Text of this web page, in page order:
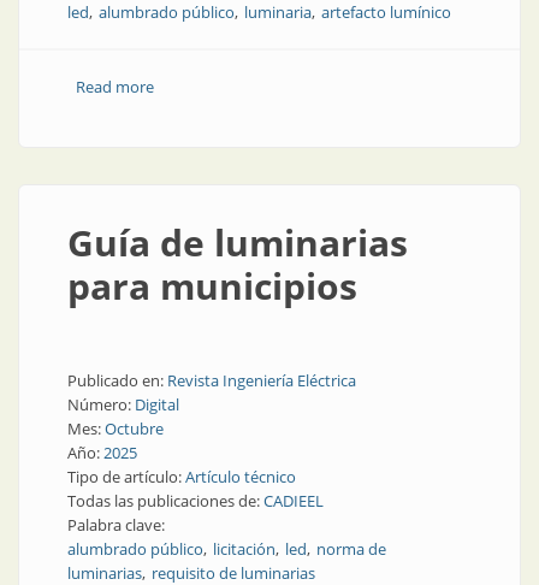
led alumbrado público luminaria artefacto lumínico
Read moreabout Las tecnologías que hacen la luz
Guía de luminarias
para municipios
Publicado en: Revista Ingeniería Eléctrica
Número: Digital
Mes:Octubre
Año:2025
Tipo de artículo:Artículo técnico
Todas las publicaciones de:CADIEEL
Palabra clave:
alumbrado público licitación led norma de
luminarias requisito de luminarias